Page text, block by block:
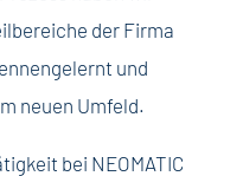
der Firma
und
neuen Umfeld.
bei NEOMATIC